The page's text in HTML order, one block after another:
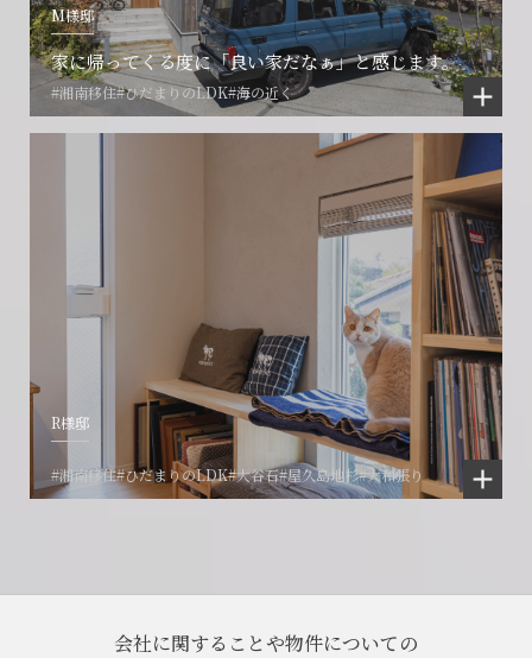
M様邸
家に帰ってくる度に「良い家だなぁ」と感じます。
#湘南移住#ひだまりのLDK#海の近く
R様邸
#湘南移住#ひだまりのLDK#大谷石#屋久島地杉#大和張り
会社に関することや物件についての